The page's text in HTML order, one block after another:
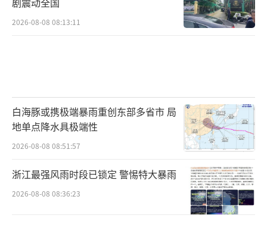
2026-08-08 08:13:11
白海豚或携极端暴雨重创东部多省市 局
地单点降水具极端性
2026-08-08 08:51:57
浙江最强风雨时段已锁定 警惕特大暴雨
2026-08-08 08:36:23